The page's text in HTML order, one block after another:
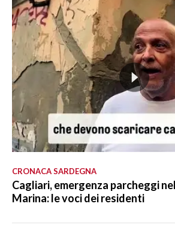
CRONACA SARDEGNA
Cagliari, emergenza parcheggi
Marina: le voci dei residenti